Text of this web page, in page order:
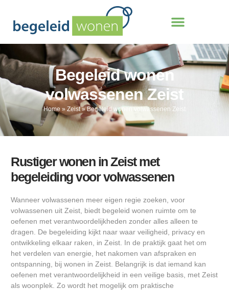
Begeleid wonen
volwassenen Zeist
Home » Zeist»Begeleid wonen volwassenen Zeist
Rustiger wonen in Zeist met
begeleiding voor volwassenen
Wanneer volwassenen meer eigen regie zoeken, voor
volwassenen uit Zeist, biedt begeleid wonen ruimte om te
oefenen met verantwoordelijkheden zonder alles alleen te
dragen. De begeleiding kijkt naar waar veiligheid, privacy en
ontwikkeling elkaar raken, in Zeist. In de praktijk gaat het om
het verdelen van energie, het nakomen van afspraken en
ontspanning, bij wonen in Zeist. Belangrijk is dat iemand kan
oefenen met verantwoordelijkheid in een veilige basis, met Zeist
als woonplek. Zo wordt het mogelijk om praktische